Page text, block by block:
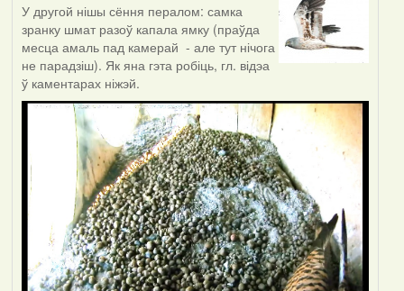
У другой нішы сёння пералом: самка
зранку шмат разоў капала ямку (праўда
месца амаль пад камерай - але тут нічога
не парадзіш). Як яна гэта робіць, гл. відэа
ў каментарах ніжэй.